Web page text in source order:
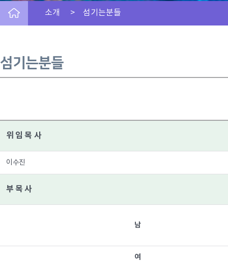
소개 > 섬기는분들
섬기는분들
위 임 목 사
이수진
부 목 사
남
여